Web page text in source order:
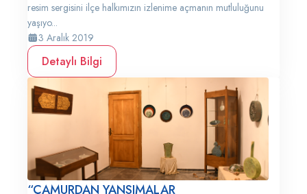
resim sergisini ilçe halkımızın izlenime açmanın mutluluğunu
yaşıyo...
3 Aralık 2019
Detaylı Bilgi
“ÇAMURDAN YANSIMALAR